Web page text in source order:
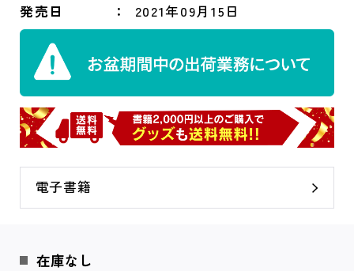
発売日 2021年09月15日
電子書籍
在庫なし